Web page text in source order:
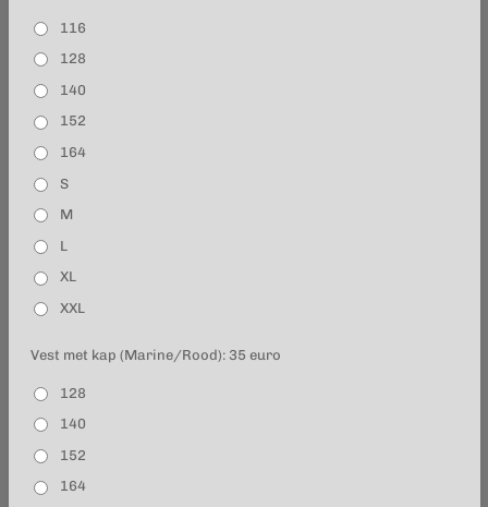
116
128
140
152
164
S
M
L
XL
XXL
Vest met kap (Marine/Rood): 35 euro
128
140
152
164